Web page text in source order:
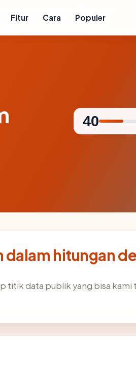
Fitur Cara Populer
40
hitungan
titik data publik yang bisa kami